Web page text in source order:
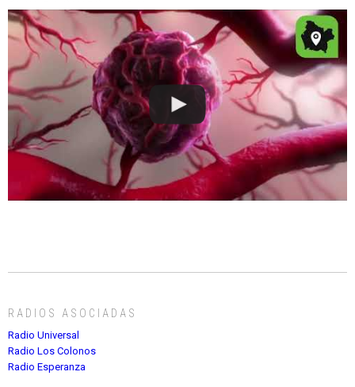
RADIOS ASOCIADAS
Radio Universal
Radio Los Colonos
Radio Esperanza